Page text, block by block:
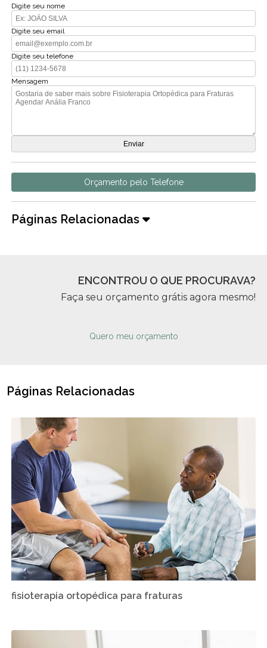
Digite seu nome
Digite seu email
Digite seu telefone
Mensagem
Orçamento pelo Telefone
Páginas Relacionadas
ENCONTROU O QUE PROCURAVA?
Faça seu orçamento grátis agora mesmo!
Quero meu orçamento
Páginas Relacionadas
fisioterapia ortopédica para fraturas